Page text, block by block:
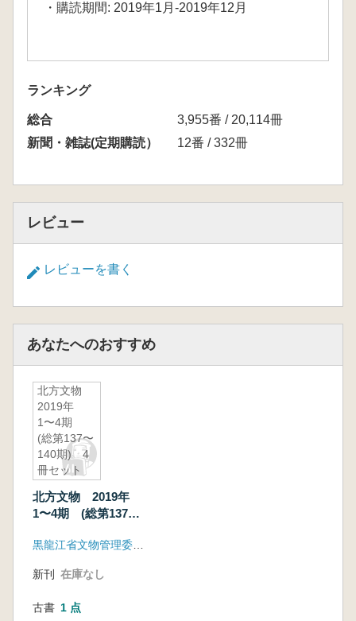
・購読期間: 2019年1月-2019年12月
ランキング
総合
3,955番 / 20,114冊
新聞・雑誌(定期購読）
12番 / 332冊
レビュー
レビューを書く
あなたへのおすすめ
北方文物
2019年
1〜4期
(総第137〜
140期) 4
冊セット
北方文物 2019年
1〜4期 (総第137〜
新刊 在庫なし
古書 1 点